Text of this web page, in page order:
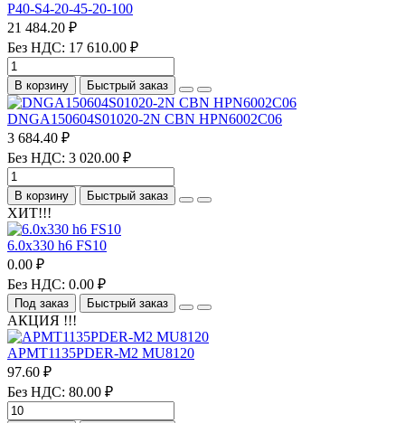
P40-S4-20-45-20-100
21 484.20 ₽
Без НДС: 17 610.00 ₽
В корзину Быстрый заказ
DNGA150604S01020-2N CBN HPN6002C06
3 684.40 ₽
Без НДС: 3 020.00 ₽
В корзину Быстрый заказ
ХИТ!!!
6.0х330 h6 FS10
0.00 ₽
Без НДС: 0.00 ₽
Под заказ Быстрый заказ
АКЦИЯ !!!
APMT1135PDER-M2 MU8120
97.60 ₽
Без НДС: 80.00 ₽